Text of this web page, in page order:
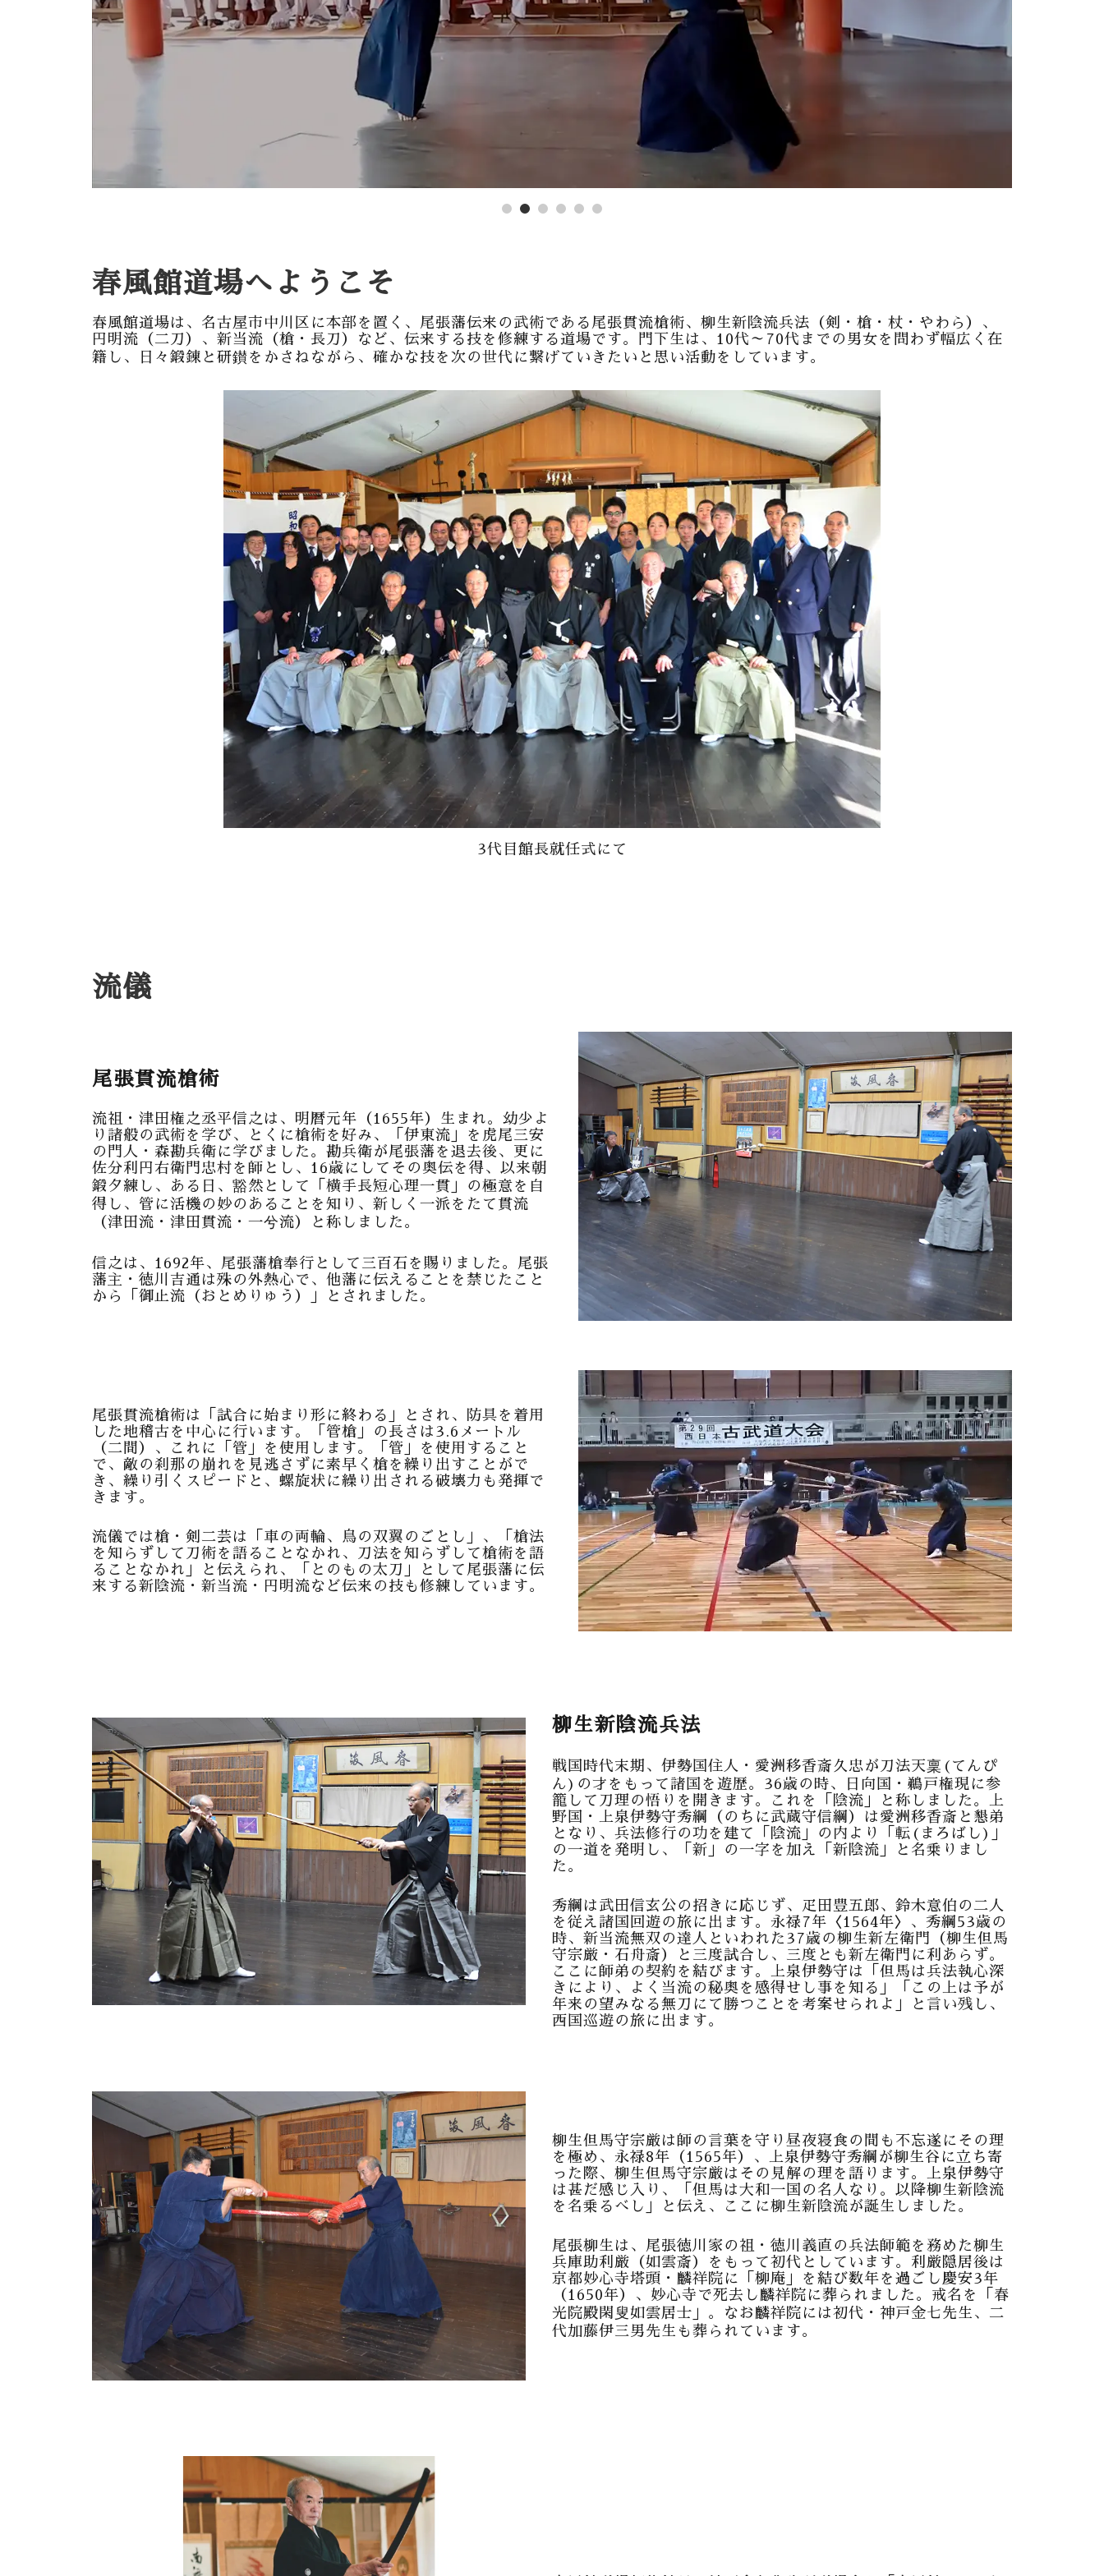
1 2 3 4 5 6
春風館道場へようこそ
春風館道場は、名古屋市中川区に本部を置く、尾張藩伝来の武術である尾張貫流槍術、柳生新陰流兵法（剣・槍・杖・やわら）、
円明流（二刀）、新当流（槍・長刀）など、伝来する技を修練する道場です。門下生は、10代～70代までの男女を問わず幅広く在
籍し、日々鍛錬と研鑚をかさねながら、確かな技を次の世代に繋げていきたいと思い活動をしています。
3代目館長就任式にて
流儀
尾張貫流槍術
流祖・津田権之丞平信之は、明暦元年（1655年）生まれ。幼少よ
り諸般の武術を学び、とくに槍術を好み、「伊東流」を虎尾三安
の門人・森勘兵衛に学びました。勘兵衛が尾張藩を退去後、更に
佐分利円右衛門忠村を師とし、16歳にしてその奥伝を得、以来朝
鍛夕練し、ある日、豁然として「横手長短心理一貫」の極意を自
得し、管に活機の妙のあることを知り、新しく一派をたて貫流
（津田流・津田貫流・一兮流）と称しました。
信之は、1692年、尾張藩槍奉行として三百石を賜りました。尾張
藩主・徳川吉通は殊の外熱心で、他藩に伝えることを禁じたこと
から「御止流（おとめりゅう）」とされました。
尾張貫流槍術は「試合に始まり形に終わる」とされ、防具を着用
した地稽古を中心に行います。「管槍」の長さは3.6メートル
（二間）、これに「管」を使用します。「管」を使用すること
で、敵の刹那の崩れを見逃さずに素早く槍を繰り出すことがで
き、繰り引くスピードと、螺旋状に繰り出される破壊力も発揮で
きます。
流儀では槍・剣二芸は「車の両輪、鳥の双翼のごとし」、「槍法
を知らずして刀術を語ることなかれ、刀法を知らずして槍術を語
ることなかれ」と伝えられ、「とのもの太刀」として尾張藩に伝
来する新陰流・新当流・円明流など伝来の技も修練しています。
柳生新陰流兵法
戦国時代末期、伊勢国住人・愛洲移香斎久忠が刀法天稟(てんぴ
ん)の才をもって諸国を遊歴。36歳の時、日向国・鵜戸権現に参
籠して刀理の悟りを開きます。これを「陰流」と称しました。上
野国・上泉伊勢守秀綱（のちに武蔵守信綱）は愛洲移香斎と懇弟
となり、兵法修行の功を建て「陰流」の内より「転(まろばし)」
の一道を発明し、「新」の一字を加え「新陰流」と名乗りまし
た。
秀綱は武田信玄公の招きに応じず、疋田豊五郎、鈴木意伯の二人
を従え諸国回遊の旅に出ます。永禄7年〈1564年〉、秀綱53歳の
時、新当流無双の達人といわれた37歳の柳生新左衛門（柳生但馬
守宗厳・石舟斎）と三度試合し、三度とも新左衛門に利あらず。
ここに師弟の契約を結びます。上泉伊勢守は「但馬は兵法執心深
きにより、よく当流の秘奥を感得せし事を知る」「この上は予が
年来の望みなる無刀にて勝つことを考案せられよ」と言い残し、
西国巡遊の旅に出ます。
柳生但馬守宗厳は師の言葉を守り昼夜寝食の間も不忘遂にその理
を極め、永禄8年（1565年）、上泉伊勢守秀綱が柳生谷に立ち寄
った際、柳生但馬守宗厳はその見解の理を語ります。上泉伊勢守
は甚だ感じ入り、「但馬は大和一国の名人なり。以降柳生新陰流
を名乗るべし」と伝え、ここに柳生新陰流が誕生しました。
尾張柳生は、尾張徳川家の祖・徳川義直の兵法師範を務めた柳生
兵庫助利厳（如雲斎）をもって初代としています。利厳隠居後は
京都妙心寺塔頭・麟祥院に「柳庵」を結び数年を過ごし慶安3年
（1650年）、妙心寺で死去し麟祥院に葬られました。戒名を「春
光院殿閑叟如雲居士」。なお麟祥院には初代・神戸金七先生、二
代加藤伊三男先生も葬られています。